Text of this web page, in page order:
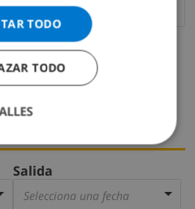
asterisco son obligatorios )
personales no serán
o empresa.
Salida
Selecciona una fecha
TODO
TODO